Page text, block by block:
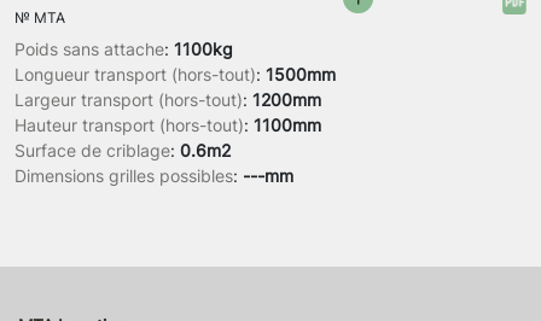
Poids sans attache: 1100kg
Longueur transport (hors-tout): 1500mm
Largeur transport (hors-tout): 1200mm
Hauteur transport (hors-tout): 1100mm
Surface de criblage: 0.6m2
Dimensions grilles possibles: ---mm
№ MTA